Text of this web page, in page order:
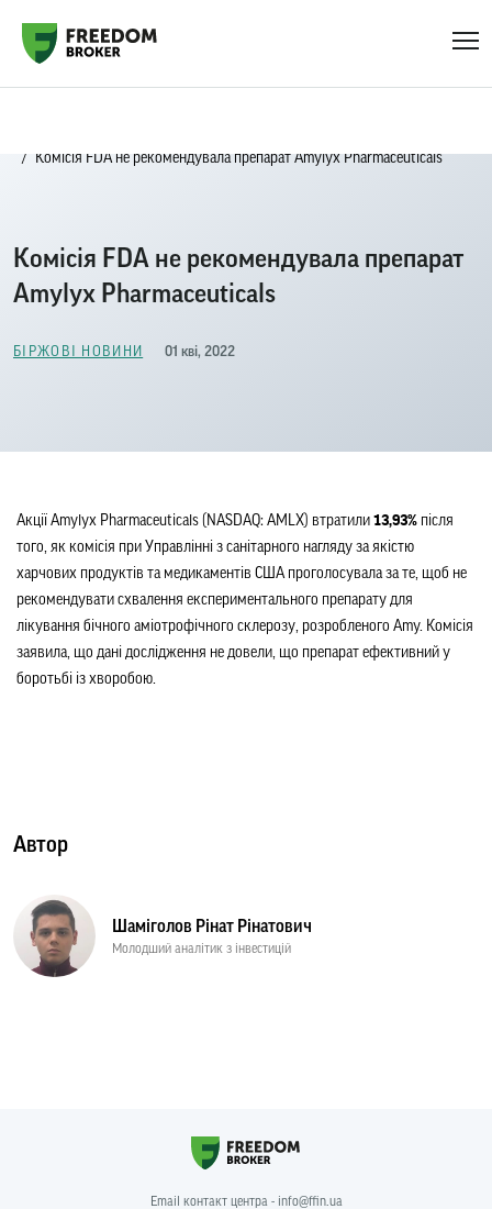
Комісія FDA не рекомендувала препарат Amylyx Pharmaceuticals
Комісія FDA не рекомендувала препарат
Amylyx Pharmaceuticals
БІРЖОВІ НОВИНИ 01 кві, 2022
Акції Amylyx Pharmaceuticals (NASDAQ: AMLX) втратили 13,93% після
того, як комісія при Управлінні з санітарного нагляду за якістю
харчових продуктів та медикаментів США проголосувала за те, щоб не
рекомендувати схвалення експериментального препарату для
лікування бічного аміотрофічного склерозу, розробленого Amy. Комісія
заявила, що дані дослідження не довели, що препарат ефективний у
боротьбі із хворобою.
Автор
Шаміголов Рінат Рінатович
Молодший аналітик з інвестицій
Email контакт центра - info@ffin.ua